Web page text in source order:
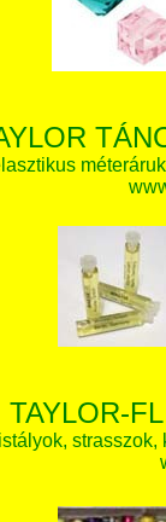
TAYLOR-